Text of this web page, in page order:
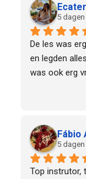
5
De les was
en legden
was ook erg
Fábio
5
Top instrutor,